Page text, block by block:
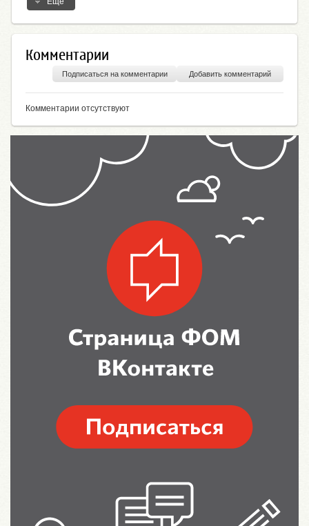
Комментарии
Добавить комментарий
Подписаться на комментарии
Комментарии отсутствуют